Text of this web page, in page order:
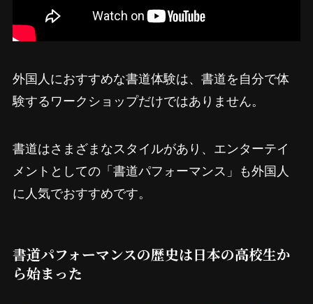
外国人におすすめな書道体験は、書道を自分で体
験するワークショップだけではありません。
書道はさまざまなスタイルがあり、エンターテイ
メントとしての「書道パフォーマンス」も外国人
に人気でおすすめです。
書道パフォーマンスの歴史は日本の高校生か
ら始まった